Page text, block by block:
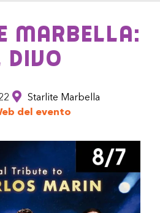
Marbella:
Divo
Starlite Marbella
del evento